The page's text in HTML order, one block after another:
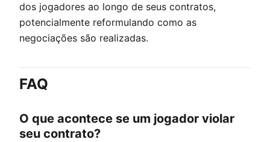
dos jogadores ao longo de seus contratos,
potencialmente reformulando como as
negociações são realizadas.
FAQ
O que acontece se um jogador violar
seu contrato?